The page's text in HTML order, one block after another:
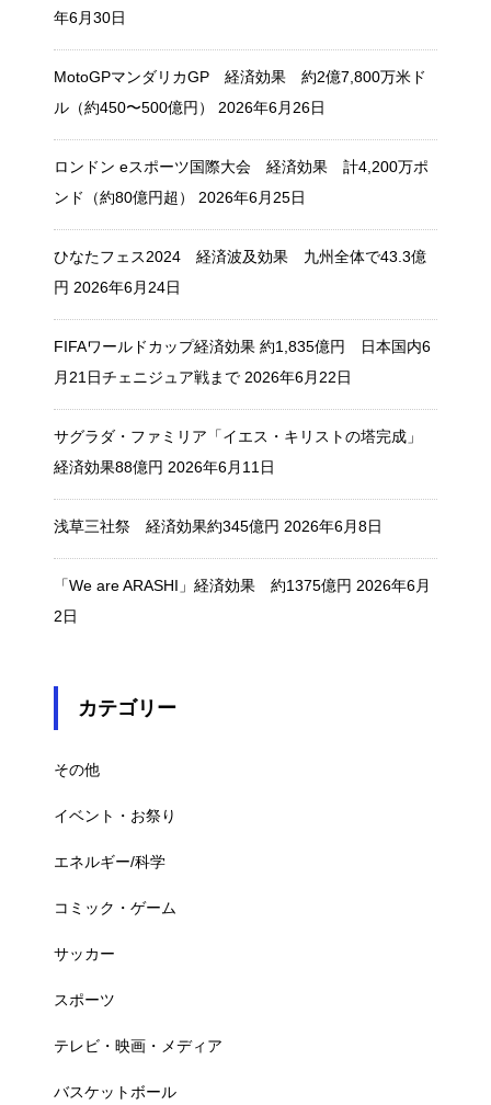
年6月30日
MotoGPマンダリカGP 経済効果 約2億7,800万米ド
ル（約450〜500億円）
2026年6月26日
ロンドン eスポーツ国際大会 経済効果 計4,200万ポ
ンド（約80億円超）
2026年6月25日
ひなたフェス2024 経済波及効果 九州全体で43.3億
円 2026年6月24日
FIFAワールドカップ経済効果 約1,835億円 日本国内6
月21日チェニジュア戦まで 2026年6月22日
サグラダ・ファミリア「イエス・キリストの塔完成」
経済効果88億円 2026年6月11日
浅草三社祭 経済効果約345億円 2026年6月8日
「We are ARASHI」経済効果 約1375億円 2026年6月
2日
カテゴリー
その他
イベント・お祭り
エネルギー/科学
コミック・ゲーム
サッカー
スポーツ
テレビ・映画・メディア
バスケットボール